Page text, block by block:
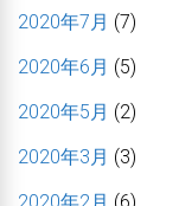
2020年7月 (7)
2020年6月 (5)
2020年5月 (2)
2020年3月 (3)